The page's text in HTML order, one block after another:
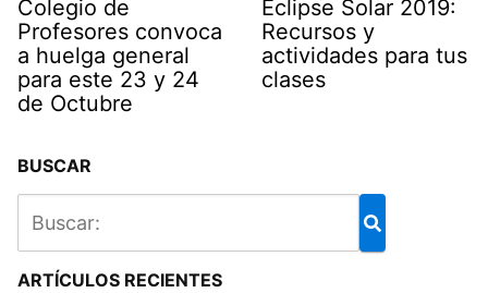
Colegio de
Profesores convoca
a huelga general
para este 23 y 24
de Octubre
Eclipse Solar 2019:
Recursos y
actividades para tus
clases
BUSCAR
ARTÍCULOS RECIENTES